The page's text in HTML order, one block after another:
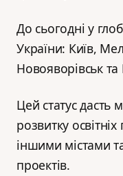
До сьогодні у
України: Київ,
Новояворівськ
Цей статус дасть
розвитку
іншими містами
проектів.